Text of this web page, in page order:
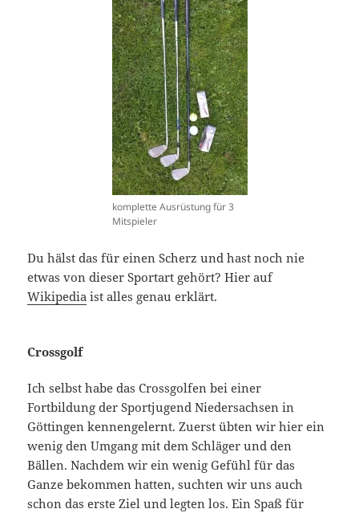
komplette Ausrüstung für 3
Mitspieler
Du hälst das für einen Scherz und hast noch nie
etwas von dieser Sportart gehört? Hier auf
Wikipedia ist alles genau erklärt.
Crossgolf
Ich selbst habe das Crossgolfen bei einer
Fortbildung der Sportjugend Niedersachsen in
Göttingen kennengelernt. Zuerst übten wir hier ein
wenig den Umgang mit dem Schläger und den
Bällen. Nachdem wir ein wenig Gefühl für das
Ganze bekommen hatten, suchten wir uns auch
schon das erste Ziel und legten los. Ein Spaß für